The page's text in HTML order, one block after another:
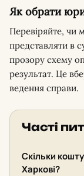
Як обрати
Перевіряйте, чи
представляти в
прозору схему
результат. Це
ведення справи.
Часті
Скільки
Харкові?